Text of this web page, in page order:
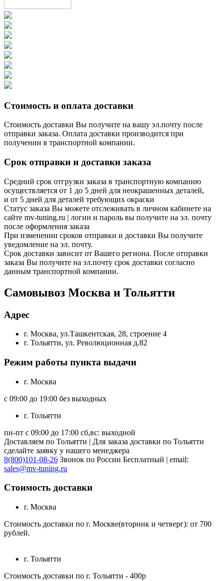
Стоимость и оплата доставки
Стоимость доставки Вы получите на вашу эл.почту после
отправки заказа. Оплата доставки производится при
получении в транспортной компании.
Срок отправки и доставки заказа
Средний срок отгрузки заказа в транспортную компанию
осуществляется от 1 до 5 дней для неокрашенных деталей,
и от 5 дней для деталей требующих окраски
Статус заказа Вы можете отслеживать в личном кабинете на
сайте mv-tuning.ru | логин и пароль вы получите на эл. почту
после оформления заказа
При изменении сроков отправки и доставки Вы получите
уведомление на эл. почту.
Срок доставки зависит от Вашего региона. После отправки
заказа Вы получите на эл.почту срок доставки согласно
данным транспортной компании.
Самовывоз Москва и Тольятти
Адрес
г. Москва, ул.Ташкентская, 28, строение 4
г. Тольятти, ул. Революционная д.82
Режим работы пункта выдачи
г. Москва
с 09:00 до 19:00 без выходных
г. Тольятти
пн-пт с 09:00 до 17:00 сб,вс: выходной
Доставляем по Тольятти | Для заказа доставки по Тольятти
сделайте заявку у нашего менеджера
8(800)101-08-26 Звонок по России Бесплатный | email:
sales@mv-tuning.ru
Стоимость доставки
г. Москва
Стоимость доставки по г. Москве(вторник и четверг): от 700
рублей.
г. Тольятти
Стоимость доставки по г. Тольятти - 400р